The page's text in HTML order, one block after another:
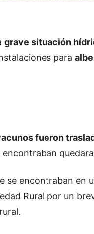
grave situación
para
fueron
se encontraban en
Rural por un